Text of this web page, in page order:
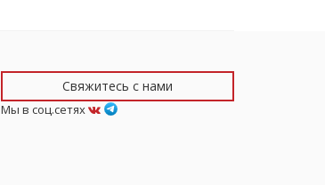
Свяжитесь с нами
Мы в соц.сетях